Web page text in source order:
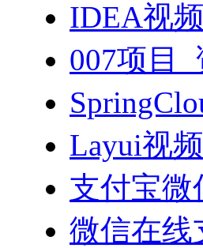
IDEA视
007项目
Layui视
支付宝微
微信在线